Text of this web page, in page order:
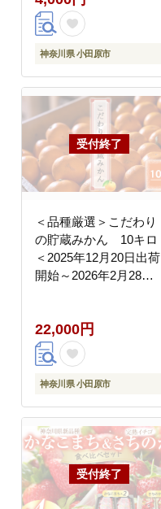
神奈川県 小田原市
＜品種厳選＞こだわり
の貯蔵みかん 10キロ
＜2025年12月20日出荷
開始～2026年2月28日
22,000円
神奈川県 小田原市